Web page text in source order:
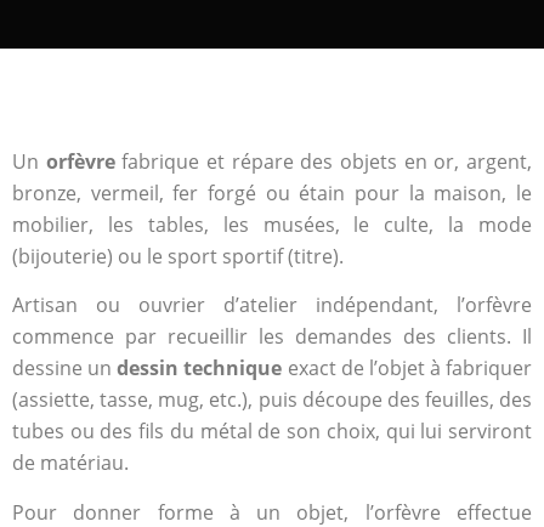
Un orfèvrefabrique et répare des objets en or, argent,
bronze, vermeil, fer forgé ou étain pour la maison, le
mobilier, les tables, les musées, le culte, la mode
(bijouterie) ou le sport sportif (titre).
Artisan ou ouvrier d’atelier indépendant, l’orfèvre
commence par recueillir les demandes des clients. Il
dessine undessin technique exact de l’objet à fabriquer
(assiette, tasse, mug, etc.), puis découpe des feuilles, des
tubes ou des fils du métal de son choix, qui lui serviront
de matériau.
Pour donner forme à un objet, l’orfèvre effectue